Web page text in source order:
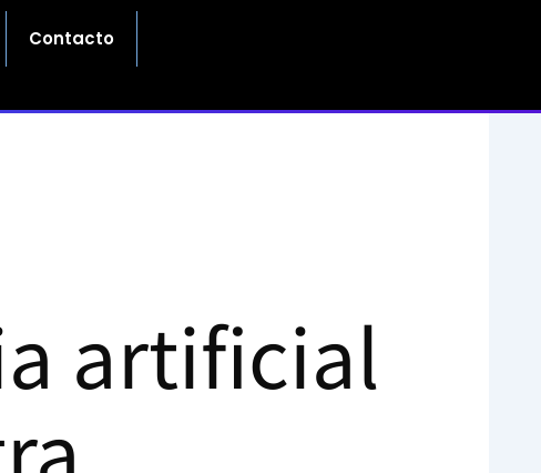
Contacto
artificial